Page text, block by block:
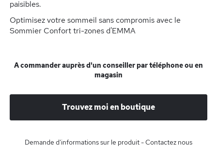
paisibles.
Optimisez votre sommeil sans compromis avec le
Sommier Confort tri-zones d'EMMA
A commander auprès d'un conseiller par téléphone ou en
magasin
Trouvez moi en boutique
Demande d'informations sur le produit - Contactez nous